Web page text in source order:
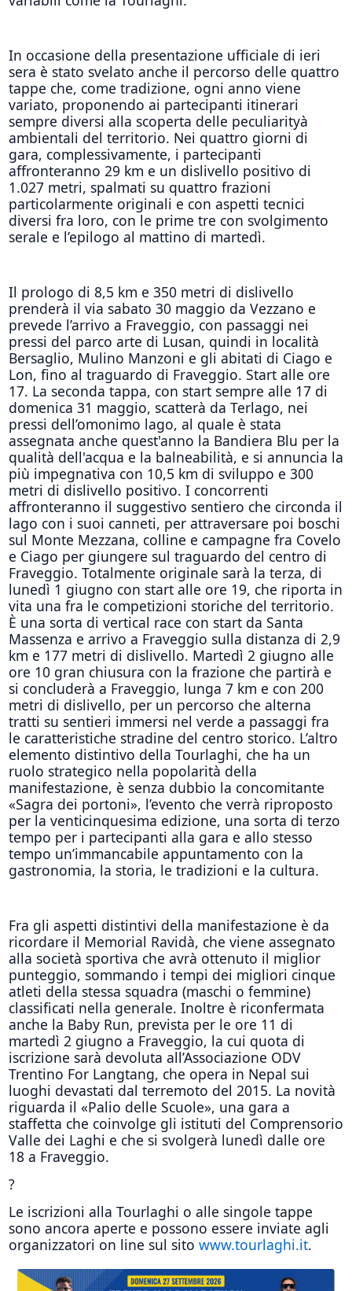
In occasione della presentazione ufficiale di ieri
sera è stato svelato anche il percorso delle quattro
tappe che, come tradizione, ogni anno viene
variato, proponendo ai partecipanti itinerari
sempre diversi alla scoperta delle peculiarityà
ambientali del territorio. Nei quattro giorni di
gara, complessivamente, i partecipanti
affronteranno 29 km e un dislivello positivo di
1.027 metri, spalmati su quattro frazioni
particolarmente originali e con aspetti tecnici
diversi fra loro, con le prime tre con svolgimento
serale e l’epilogo al mattino di martedì.
Il prologo di 8,5 km e 350 metri di dislivello
prenderà il via sabato 30 maggio da Vezzano e
prevede l’arrivo a Fraveggio, con passaggi nei
pressi del parco arte di Lusan, quindi in località
Bersaglio, Mulino Manzoni e gli abitati di Ciago e
Lon, fino al traguardo di Fraveggio. Start alle ore
17. La seconda tappa, con start sempre alle 17 di
domenica 31 maggio, scatterà da Terlago, nei
pressi dell’omonimo lago, al quale è stata
assegnata anche quest'anno la Bandiera Blu per la
qualità dell'acqua e la balneabilità, e si annuncia la
più impegnativa con 10,5 km di sviluppo e 300
metri di dislivello positivo. I concorrenti
affronteranno il suggestivo sentiero che circonda il
lago con i suoi canneti, per attraversare poi boschi
sul Monte Mezzana, colline e campagne fra Covelo
e Ciago per giungere sul traguardo del centro di
Fraveggio. Totalmente originale sarà la terza, di
lunedì 1 giugno con start alle ore 19, che riporta in
vita una fra le competizioni storiche del territorio.
È una sorta di vertical race con start da Santa
Massenza e arrivo a Fraveggio sulla distanza di 2,9
km e 177 metri di dislivello. Martedì 2 giugno alle
ore 10 gran chiusura con la frazione che partirà e
si concluderà a Fraveggio, lunga 7 km e con 200
metri di dislivello, per un percorso che alterna
tratti su sentieri immersi nel verde a passaggi fra
le caratteristiche stradine del centro storico. L’altro
elemento distintivo della Tourlaghi, che ha un
ruolo strategico nella popolarità della
manifestazione, è senza dubbio la concomitante
«Sagra dei portoni», l’evento che verrà riproposto
per la venticinquesima edizione, una sorta di terzo
tempo per i partecipanti alla gara e allo stesso
tempo un’immancabile appuntamento con la
gastronomia, la storia, le tradizioni e la cultura.
Fra gli aspetti distintivi della manifestazione è da
ricordare il Memorial Ravidà, che viene assegnato
alla società sportiva che avrà ottenuto il miglior
punteggio, sommando i tempi dei migliori cinque
atleti della stessa squadra (maschi o femmine)
classificati nella generale. Inoltre è riconfermata
anche la Baby Run, prevista per le ore 11 di
martedì 2 giugno a Fraveggio, la cui quota di
iscrizione sarà devoluta all’Associazione ODV
Trentino For Langtang, che opera in Nepal sui
luoghi devastati dal terremoto del 2015. La novità
riguarda il «Palio delle Scuole», una gara a
staffetta che coinvolge gli istituti del Comprensorio
Valle dei Laghi e che si svolgerà lunedì dalle ore
18 a Fraveggio.
?
Le iscrizioni alla Tourlaghi o alle singole tappe
sono ancora aperte e possono essere inviate agli
organizzatori on line sul sito www.tourlaghi.it.